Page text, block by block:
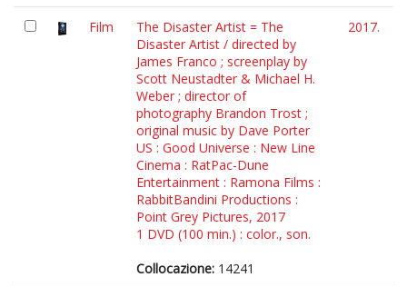
Film
The Disaster Artist = The
Disaster Artist / directed by
James Franco ; screenplay by
Scott Neustadter & Michael H.
Weber ; director of
photography Brandon Trost ;
original music by Dave Porter
US : Good Universe : New Line
Cinema : RatPac-Dune
Entertainment : Ramona Films :
RabbitBandini Productions :
Point Grey Pictures, 2017
1 DVD (100 min.) : color., son.
Collocazione: 14241
2017.